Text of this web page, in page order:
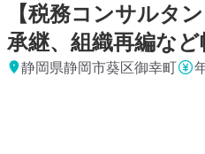
【税務コンサルタ
承継、組織再編な
静岡県静岡市葵区御幸町